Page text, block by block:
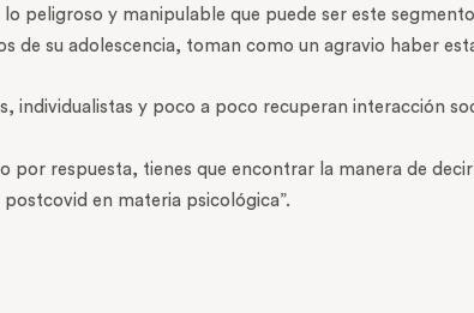
peligroso y manipulable que puede ser este
de su adolescencia, toman como un agravio haber
individualistas y poco a poco recuperan interacción
por respuesta, tienes que encontrar la manera de
en materia psicológica”.